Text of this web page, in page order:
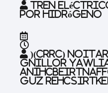
Tren
por hidrógeno
)(CRRC)
gnilloR
anihC
guZ